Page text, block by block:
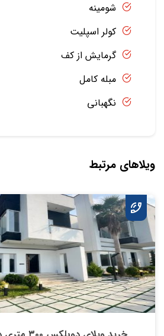
شومینه
کولر اسپلیت
گرمایش از کف
مبله کامل
نگهبانی
ویلاهای مرتبط